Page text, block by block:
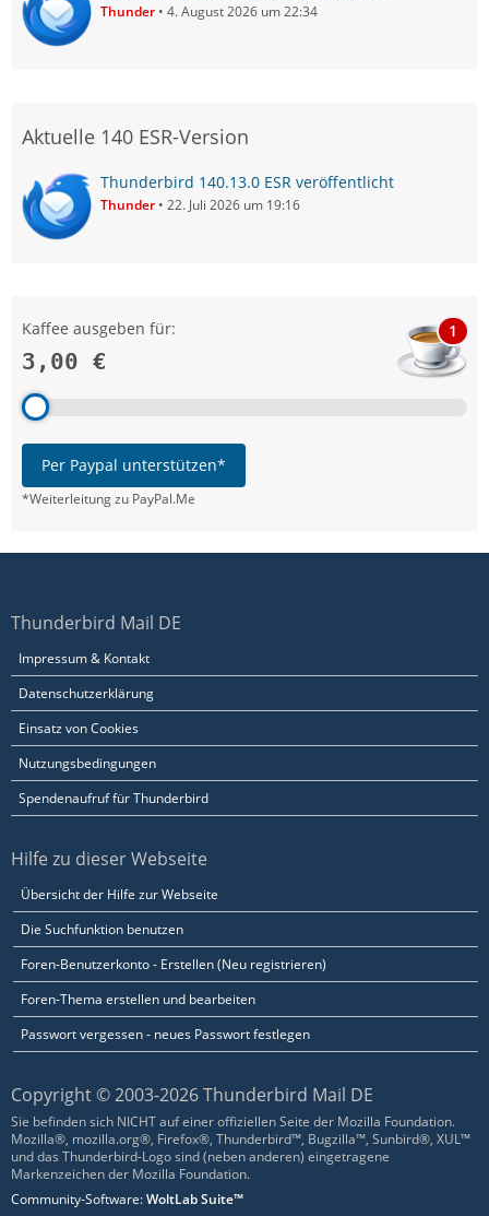
Thunder 4. August 2026 um 22:34
Aktuelle 140 ESR-Version
Thunderbird 140.13.0 ESR veröffentlicht
Thunder 22. Juli 2026 um 19:16
Kaffee ausgeben für:
3,00 €
1
Per Paypal unterstützen*
*Weiterleitung zu PayPal.Me
Thunderbird Mail DE
Impressum & Kontakt
Datenschutzerklärung
Einsatz von Cookies
Nutzungsbedingungen
Spendenaufruf für Thunderbird
Hilfe zu dieser Webseite
Übersicht der Hilfe zur Webseite
Die Suchfunktion benutzen
Foren-Benutzerkonto - Erstellen (Neu registrieren)
Foren-Thema erstellen und bearbeiten
Passwort vergessen - neues Passwort festlegen
Copyright © 2003-2026 Thunderbird Mail DE
Sie befinden sich NICHT auf einer offiziellen Seite der Mozilla Foundation.
Mozilla®, mozilla.org®, Firefox®, Thunderbird™, Bugzilla™, Sunbird®, XUL™
und das Thunderbird-Logo sind (neben anderen) eingetragene
Markenzeichen der Mozilla Foundation.
Community-Software:WoltLab Suite™